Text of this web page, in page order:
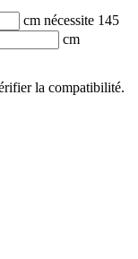
cm nécessite 145
cm
la compatibilité.